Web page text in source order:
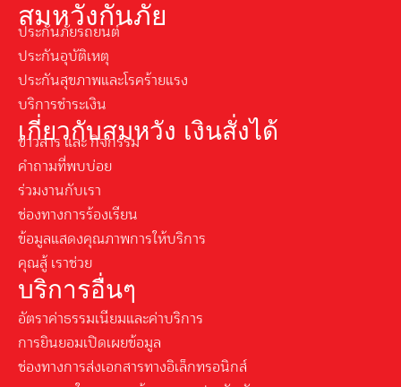
สมหวังกันภัย
ประกันภัยรถยนต์
ประกันอุบัติเหตุ
ประกันสุขภาพและโรคร้ายแรง
บริการชำระเงิน
เกี่ยวกับสมหวัง เงินสั่งได้
ข่าวสาร และ กิจกรรม
คำถามที่พบบ่อย
ร่วมงานกับเรา
ช่องทางการร้องเรียน
ข้อมูลแสดงคุณภาพการให้บริการ
คุณสู้ เราช่วย
บริการอื่นๆ
อัตราค่าธรรมเนียมและค่าบริการ
การยินยอมเปิดเผยข้อมูล
ช่องทางการส่งเอกสารทางอิเล็กทรอนิกส์